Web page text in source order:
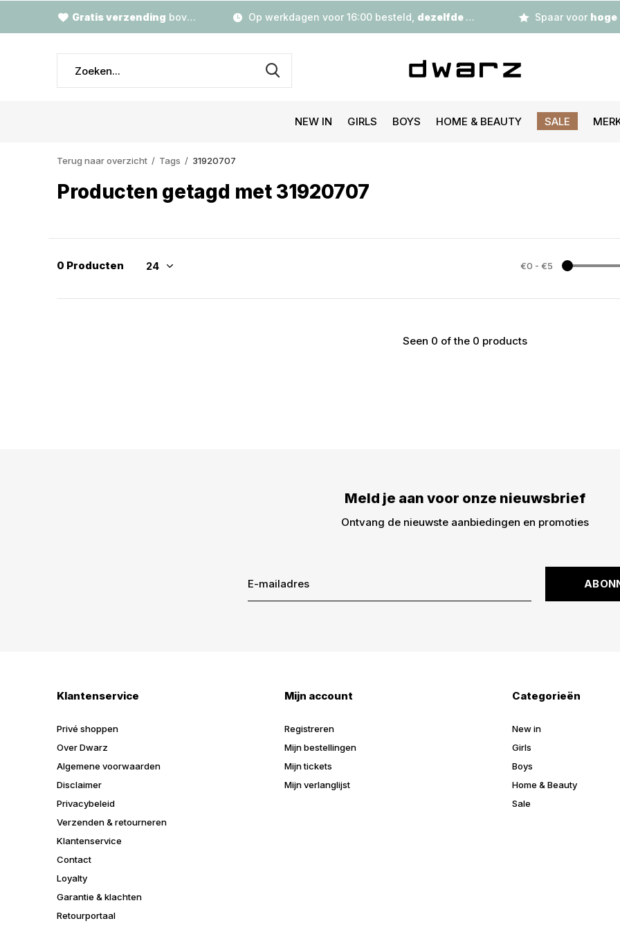
Meld je aan voor
dingen -> nieuwe
NEW IN GIRLS BOYS HOME & BEAUTY SALE
Gratis verzending boven €79,- Op werkdagen voor 16:00 besteld, dezelfde dag verzondenSpaar voor hoge korting
Terug naar overzicht Tags 31920707
Producten getagd met 31920707
0 Producten €0 - €5
Seen 0 of the 0 products
Meld je aan voor onze nieuwsbrief
Ontvang de nieuwste aanbiedingen en promoties
Klantenservice
Privé shoppen
Over Dwarz
Algemene voorwaarden
Disclaimer
Privacybeleid
Verzenden & retourneren
Klantenservice
Contact
Loyalty
Garantie & klachten
Retourportaal
Mijn account
Registreren
Mijn bestellingen
Mijn tickets
Mijn verlanglijst
Categorieën
New in
Girls
Boys
Home & Beauty
Sale